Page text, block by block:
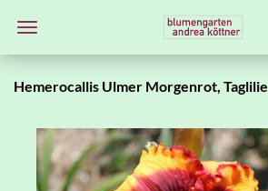
Hemerocallis Ulmer Morgenrot, Taglilie